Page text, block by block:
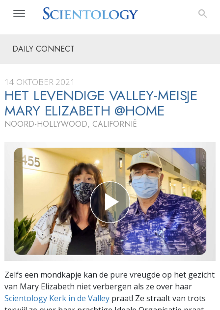
DAILY CONNECT
14 OKTOBER 2021
HET LEVENDIGE VALLEY-MEISJE
MARY ELIZABETH @HOME
NOORD-HOLLYWOOD, CALIFORNIË
Zelfs een mondkapje kan de pure vreugde op het gezicht
van Mary Elizabeth niet verbergen als ze over haar
Scientology Kerk in de Valley praat! Ze straalt van trots